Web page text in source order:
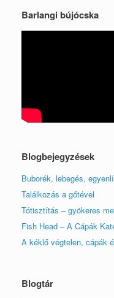
Barlangi bújócska
Blogbejegyzések
Buborék, lebegés,
Találkozás a gőtével
Tótisztítás – gyökeres
Fish Head – A Cápák
A kéklő végtelen, cápák
Blogtár